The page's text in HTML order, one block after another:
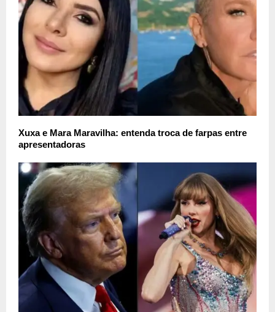
Xuxa e Mara Maravilha: entenda troca de farpas entre
apresentadoras